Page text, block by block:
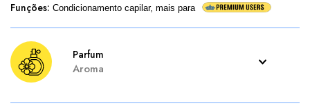
Funções: Condicionamento capilar, mais para
Parfum
Aroma